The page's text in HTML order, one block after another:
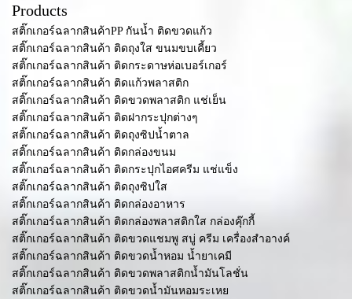
Products
สติ๊กเกอร์ฉลากสินค้าPP กันน้ำ ติดขวดแก้ว
สติ๊กเกอร์ฉลากสินค้า ติดถุงใส ขนมขบเคี้ยว
สติ๊กเกอร์ฉลากสินค้า ติดกระดาษห่อเบอร์เกอร์
สติ๊กเกอร์ฉลากสินค้า ติดแก้วพลาสติก
สติ๊กเกอร์ฉลากสินค้า ติดขวดพลาสติก แช่เย็น
สติ๊กเกอร์ฉลากสินค้า ติดฝากระปุกต่างๆ
สติ๊กเกอร์ฉลากสินค้า ติดถุงซิปน้ำตาล
สติ๊กเกอร์ฉลากสินค้า ติดกล่องขนม
สติ๊กเกอร์ฉลากสินค้า ติดกระปุกไอศครีม แช่แข็ง
สติ๊กเกอร์ฉลากสินค้า ติดถุงซิปใส
สติ๊กเกอร์ฉลากสินค้า ติดกล่องอาหาร
สติ๊กเกอร์ฉลากสินค้า ติดกล่องพลาสติกใส กล่องคุ๊กกี้
สติ๊กเกอร์ฉลากสินค้า ติดขวดแชมพู สบู่ ครีม เครื่องสำอางค์
สติ๊กเกอร์ฉลากสินค้า ติดขวดน้ำหอม น้ำยาเคมี
สติ๊กเกอร์ฉลากสินค้า ติดขวดพลาสติกน้ำมันโลชั่น
สติ๊กเกอร์ฉลากสินค้า ติดขวดน้ำมันหอมระเหย